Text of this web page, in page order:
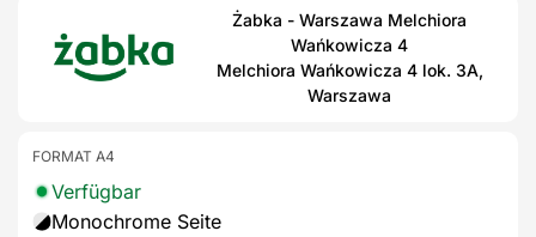
Żabka - Warszawa Melchiora
Wańkowicza 4
Melchiora Wańkowicza 4 lok. 3A,
Warszawa
FORMAT A4
Verfügbar
Monochrome Seite